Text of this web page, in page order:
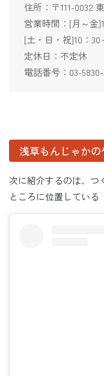
住所：〒111-0032
営業時間：[月～金
[土・日・祝]10：30
定休日：不定休
電話番号：03-
浅草もんじゃかの
次に紹介するのは、つ
ところに位置している